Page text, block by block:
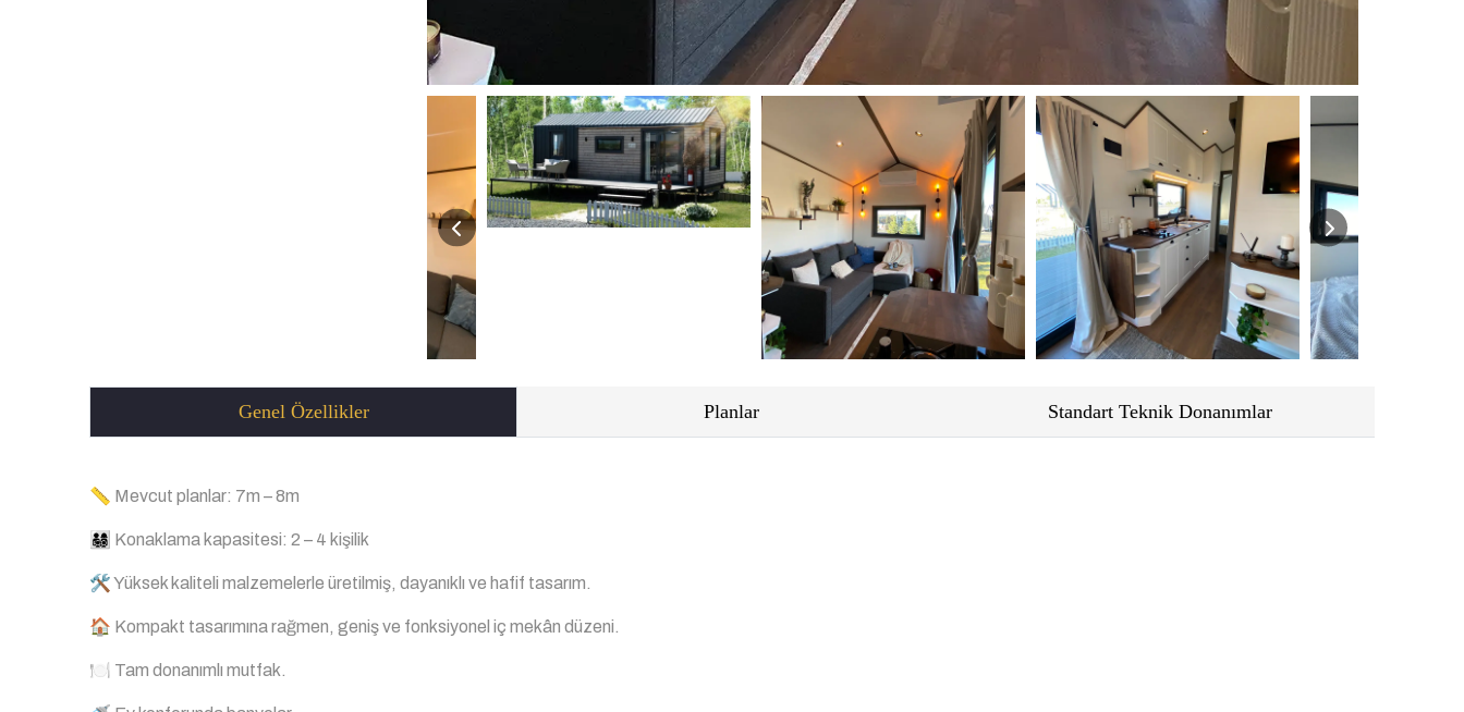
Genel Özellikler Planlar Standart Teknik Donanımlar
📏 Mevcut planlar: 7m – 8m
👨‍👩‍👧‍👦 Konaklama kapasitesi: 2 – 4 kişilik
🛠 Yüksek kaliteli malzemelerle üretilmiş, dayanıklı ve hafif tasarım.
🏠 Kompakt tasarımına rağmen, geniş ve fonksiyonel iç mekân düzeni.
🍽 Tam donanımlı mutfak.